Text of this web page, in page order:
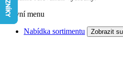
Hlavní menu
Nabídka sortimentu Zobrazit